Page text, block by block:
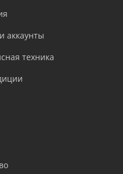
аккаунты
техника